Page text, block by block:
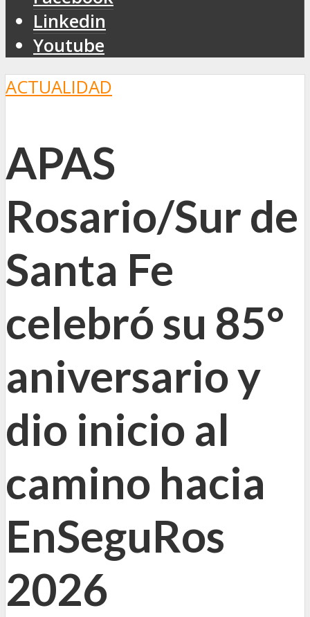
Linkedin
Youtube
ACTUALIDAD
APAS
Rosario/Sur de
Santa Fe
celebró su 85°
aniversario y
dio inicio al
camino hacia
EnSeguRos
2026